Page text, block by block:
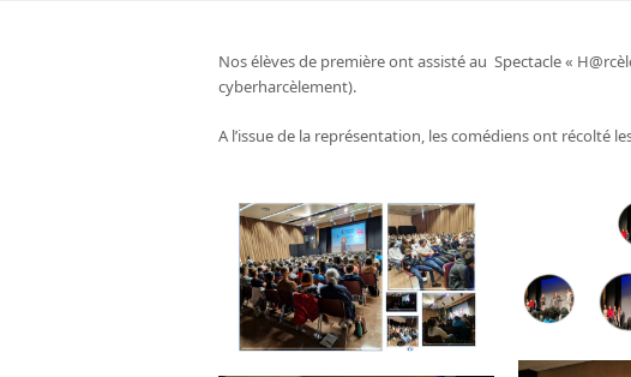
Nos élèves de première ont assisté au Spectacle «
cyberharcèlement).
A l’issue de la représentation, les comédiens ont récolté